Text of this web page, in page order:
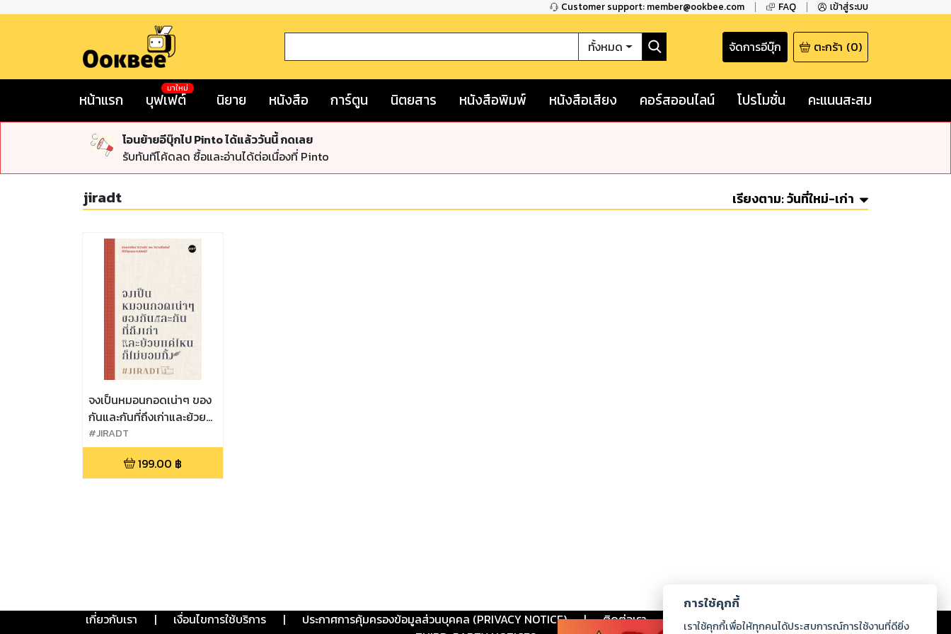
Customer support: member@ookbee.com FAQ เข้าสู่ระบบ
ทั้งหมด จัดการอีบุ๊ก ตะกร้า (0)
หน้าแรก บุฟเฟต์
มาใหม่
นิยาย หนังสือ การ์ตูน นิตยสาร หนังสือพิมพ์ หนังสือเสียง คอร์สออนไลน์ โปรโมชั่น คะแนนสะสม
โอนย้ายอีบุ๊กไป Pinto ได้แล้ววันนี้ กดเลย
รับทันทีโค้ดลด ซื้อและอ่านได้ต่อเนื่องที่ Pinto
jiradt เรียงตาม:วันที่ใหม่-เก่า
จงเป็นหมอนกอดเน่าๆ ของ
กันและกันที่ถึงเก่าและย้วย
แค่ไหนก็ไม่ยอมทิ้ง
#JIRADT
199.00 ฿
เกี่ยวกับเรา | เงื่อนไขการใช้บริการ | ประกาศการคุ้มครองข้อมูลส่วนบุคคล (PRIVACY NOTICE) | ติดต่อเรา ร่วมงานกับเรา ดาวน์โหลด
การใช้คุกกี้
เราใช้คุกกี้เพื่อให้ทุกคนได้ประสบการณ์การใช้งานที่ดียิ่ง